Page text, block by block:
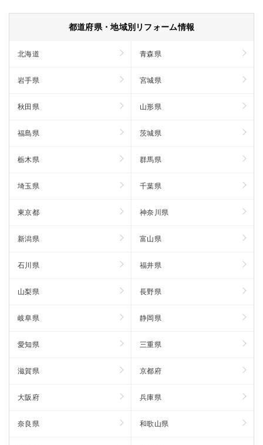
都道府県・地域別リフォーム情報
北海道 青森県
岩手県 宮城県
秋田県 山形県
福島県 茨城県
栃木県 群馬県
埼玉県 千葉県
東京都 神奈川県
新潟県 富山県
石川県 福井県
山梨県 長野県
岐阜県 静岡県
愛知県 三重県
滋賀県 京都府
大阪府 兵庫県
奈良県 和歌山県